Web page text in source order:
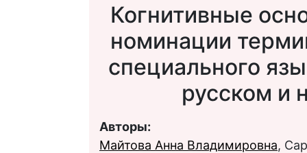
Когнитивные
номинации
специального
русском и
Авторы:
Майтова Анна Владимировна,